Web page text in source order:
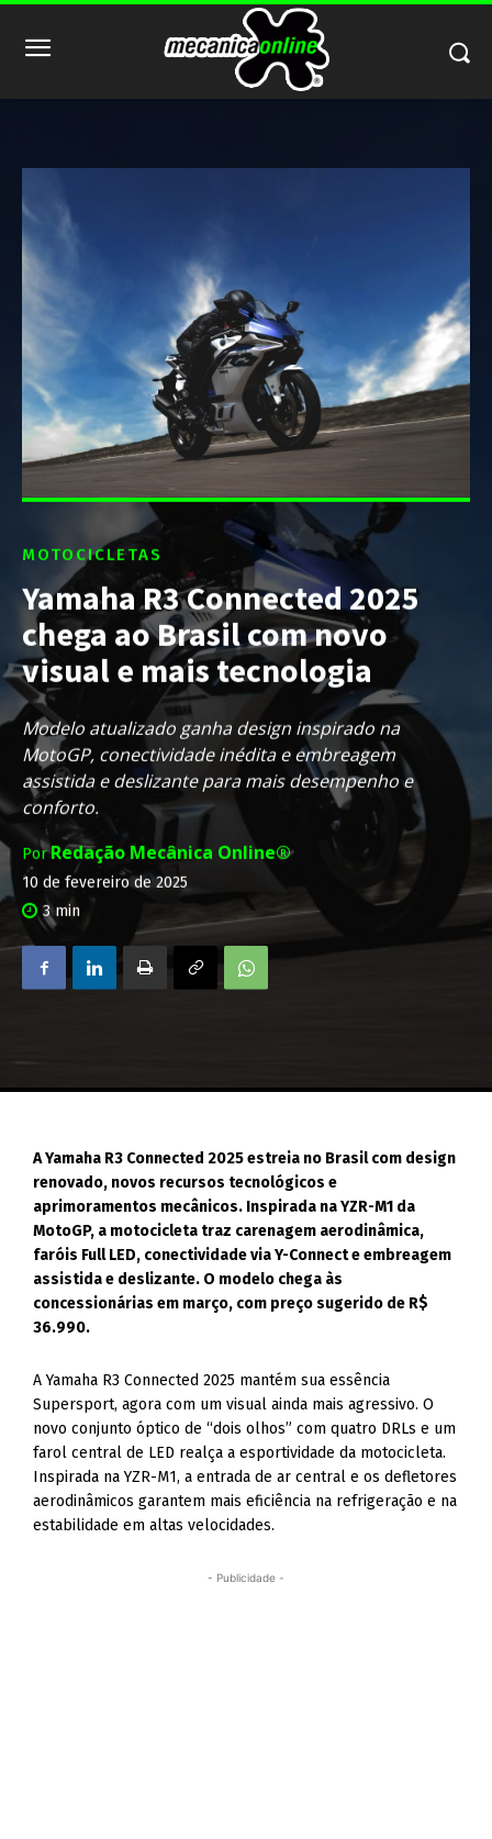
MOTOCICLETAS
Yamaha R3 Connected 2025
chega ao Brasil com novo
visual e mais tecnologia
Modelo atualizado ganha design inspirado na
MotoGP, conectividade inédita e embreagem
assistida e deslizante para mais desempenho e
conforto.
PorRedação Mecânica Online®
10 de fevereiro de 2025
3min
A Yamaha R3 Connected 2025 estreia no Brasil com design
renovado, novos recursos tecnológicos e
aprimoramentos mecânicos. Inspirada na YZR-M1 da
MotoGP, a motocicleta traz carenagem aerodinâmica,
faróis Full LED, conectividade via Y-Connect e embreagem
assistida e deslizante. O modelo chega às
concessionárias em março, com preço sugerido de R$
36.990.
A Yamaha R3 Connected 2025 mantém sua essência
Supersport, agora com um visual ainda mais agressivo. O
novo conjunto óptico de “dois olhos” com quatro DRLs e um
farol central de LED realça a esportividade da motocicleta.
Inspirada na YZR-M1, a entrada de ar central e os defletores
aerodinâmicos garantem mais eficiência na refrigeração e na
estabilidade em altas velocidades.
- Publicidade -